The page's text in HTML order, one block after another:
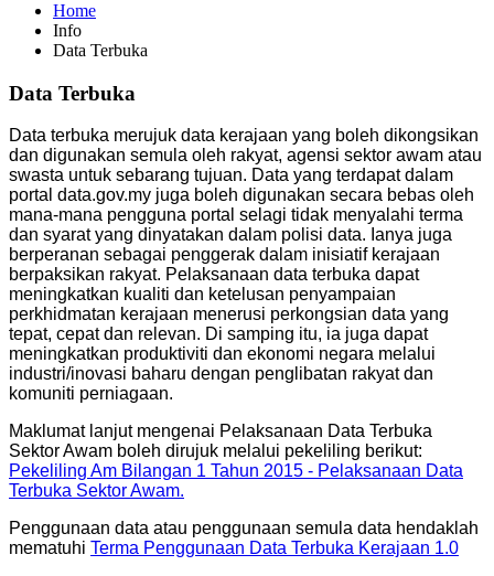
Home
Info
Data Terbuka
Data Terbuka
Data terbuka merujuk data kerajaan yang boleh dikongsikan
dan digunakan semula oleh rakyat, agensi sektor awam atau
swasta untuk sebarang tujuan. Data yang terdapat dalam
portal data.gov.my juga boleh digunakan secara bebas oleh
mana-mana pengguna portal selagi tidak menyalahi terma
dan syarat yang dinyatakan dalam polisi data. Ianya juga
berperanan sebagai penggerak dalam inisiatif kerajaan
berpaksikan rakyat. Pelaksanaan data terbuka dapat
meningkatkan kualiti dan ketelusan penyampaian
perkhidmatan kerajaan menerusi perkongsian data yang
tepat, cepat dan relevan. Di samping itu, ia juga dapat
meningkatkan produktiviti dan ekonomi negara melalui
industri/inovasi baharu dengan penglibatan rakyat dan
komuniti perniagaan.
Maklumat lanjut mengenai Pelaksanaan Data Terbuka
Sektor Awam boleh dirujuk melalui pekeliling berikut:
Pekeliling Am Bilangan 1 Tahun 2015 - Pelaksanaan Data
Terbuka Sektor Awam.
Penggunaan data atau penggunaan semula data hendaklah
mematuhi Terma Penggunaan Data Terbuka Kerajaan 1.0